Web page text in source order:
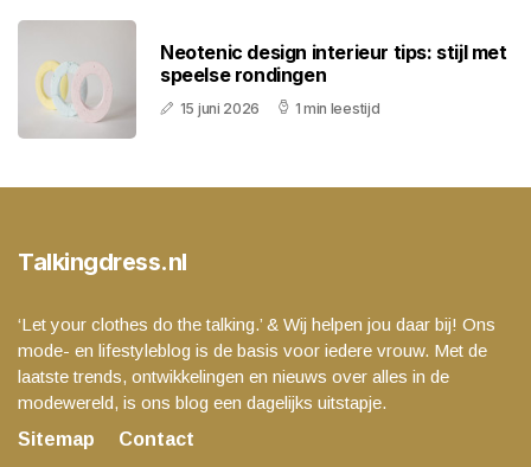
Neotenic design interieur tips: stijl met
speelse rondingen
15 juni 2026 1 min leestijd
Talkingdress.nl
‘Let your clothes do the talking.’ & Wij helpen jou daar bij! Ons
mode- en lifestyleblog is de basis voor iedere vrouw. Met de
laatste trends, ontwikkelingen en nieuws over alles in de
modewereld, is ons blog een dagelijks uitstapje.
Sitemap
Contact